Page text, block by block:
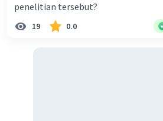
penelitian tersebut?
19 0.0